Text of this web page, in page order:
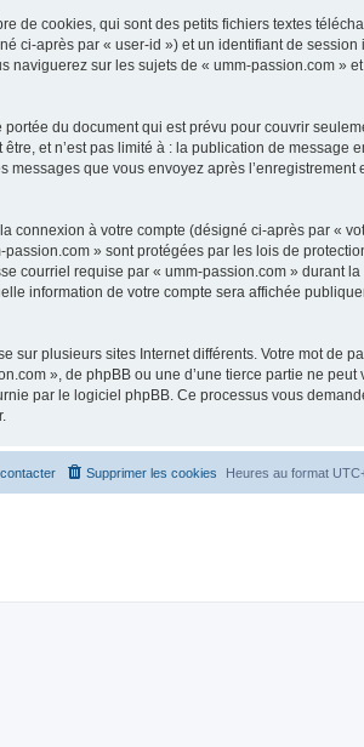
de cookies, qui sont des petits fichiers textes
ci-après par « user-id ») et un identifiant de session
naviguerez sur les sujets de « umm-passion.com »
du document qui est prévu pour couvrir
et n’est pas limité à : la publication de message
messages que vous envoyez après l’enregistrement
connexion à votre compte (désigné ci-après par «
» sont protégées par les lois de
courriel requise par « umm-passion.com » durant la
information de votre compte sera affichée
sur plusieurs sites Internet différents. Votre mot de
», de phpBB ou une d’une tierce partie ne peut
par le logiciel phpBB. Ce processus vous
Heures au format
Supprimer les cookies